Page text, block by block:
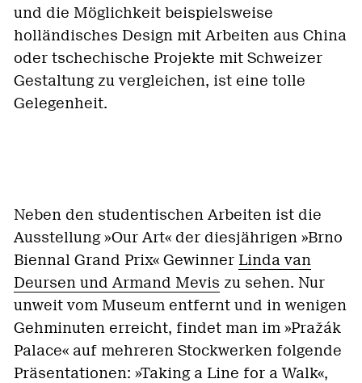
und die Möglichkeit beispielsweise
holländisches Design mit Arbeiten aus China
oder tschechische Projekte mit Schweizer
Gestaltung zu vergleichen, ist eine tolle
Gelegenheit.
Neben den studentischen Arbeiten ist die
Ausstellung »Our Art« der diesjährigen »Brno
Biennal Grand Prix« Gewinner Linda van
Deursen und Armand Mevis zu sehen. Nur
unweit vom Museum entfernt und in wenigen
Gehminuten erreicht, findet man im »Pražák
Palace« auf mehreren Stockwerken folgende
Präsentationen: »Taking a Line for a Walk«,